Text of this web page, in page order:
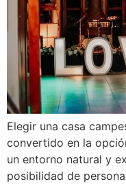
Elegir una casa
convertido en la
un entorno natural y
posibilidad de